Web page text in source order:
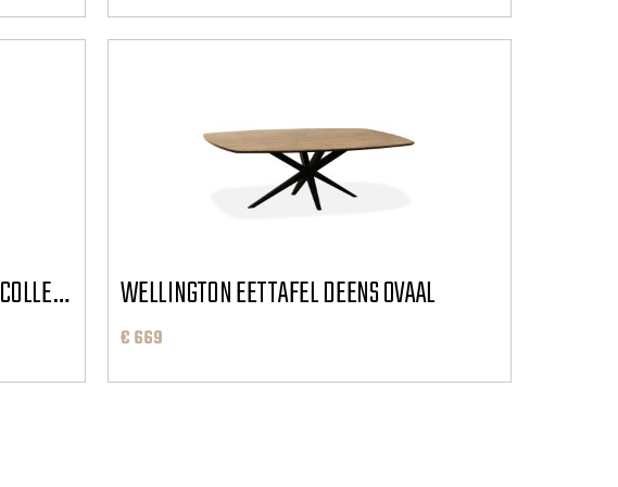
FIRENZE EETKAMERSTOEL - MOODS COLLECTION WELLINGTON EETTAFEL DEENS OVAAL
€ 669